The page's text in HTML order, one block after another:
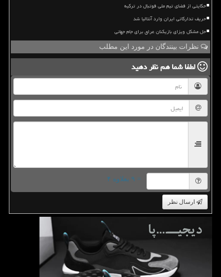
حکایتی از فضای تیم ملی فوتبال در ترکیه
حریف تدارکاتی ایران وارد آنتالیا شد
حل مشکل ویزای بازیکنان عراق برای جام جهانی
نظرات بینندگان در مورد این مطلب
لطفا شما همنظر دهید
= ۹ بعلاوه ۴
ارسال نظر